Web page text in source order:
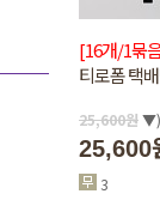
[16개/1묶
티로폼 택
25,600원▼)
25,600
3